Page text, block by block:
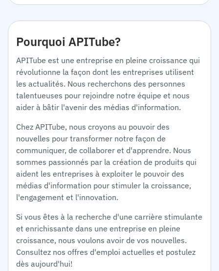
Pourquoi APITube?
APITube est une entreprise en pleine croissance qui
révolutionne la façon dont les entreprises utilisent
les actualités. Nous recherchons des personnes
talentueuses pour rejoindre notre équipe et nous
aider à bâtir l'avenir des médias d'information.
Chez APITube, nous croyons au pouvoir des
nouvelles pour transformer notre façon de
communiquer, de collaborer et d'apprendre. Nous
sommes passionnés par la création de produits qui
aident les entreprises à exploiter le pouvoir des
médias d'information pour stimuler la croissance,
l'engagement et l'innovation.
Si vous êtes à la recherche d'une carrière stimulante
et enrichissante dans une entreprise en pleine
croissance, nous voulons avoir de vos nouvelles.
Consultez nos offres d'emploi actuelles et postulez
dès aujourd'hui!